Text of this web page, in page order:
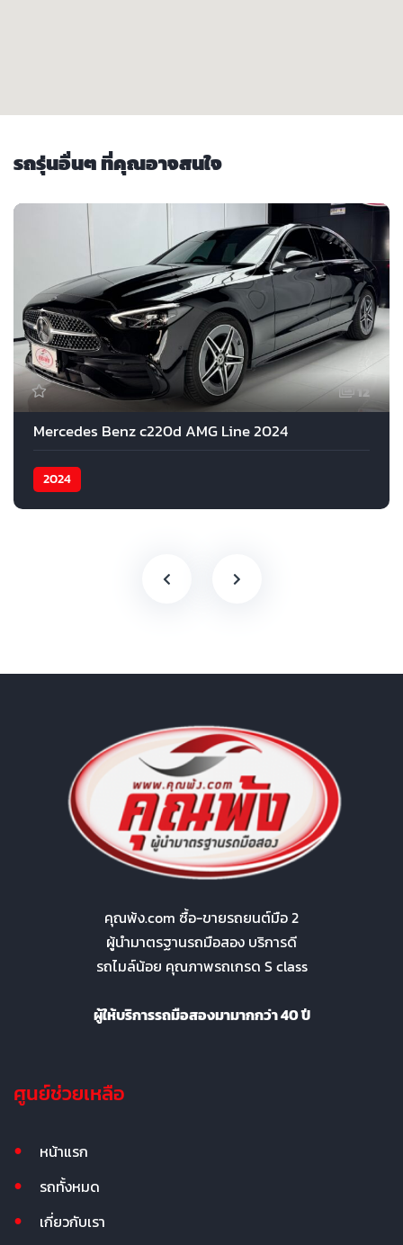
รถรุ่นอื่นๆ ที่คุณอาจสนใจ
12
Mercedes Benz c220d AMG Line 2024
2024
คุณพ้ง.com ซื้อ-ขายรถยนต์มือ 2
ผู้นำมาตรฐานรถมือสอง บริการดี
รถไมล์น้อย คุณภาพรถเกรด S class
ผู้ให้บริการรถมือสองมามากกว่า 40 ปี
ศูนย์ช่วยเหลือ
หน้าแรก
รถทั้งหมด
เกี่ยวกับเรา